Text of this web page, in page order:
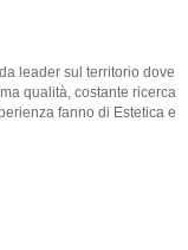
leader sul territorio dove
qualità, costante ricerca
fanno di Estetica e